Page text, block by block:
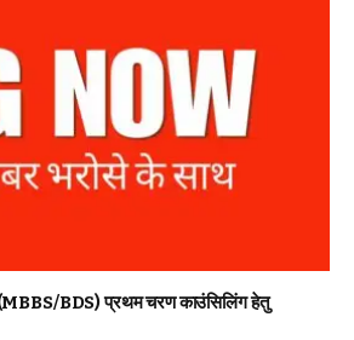
BDS) प्रथम चरण काउंसिलिंग हेतु